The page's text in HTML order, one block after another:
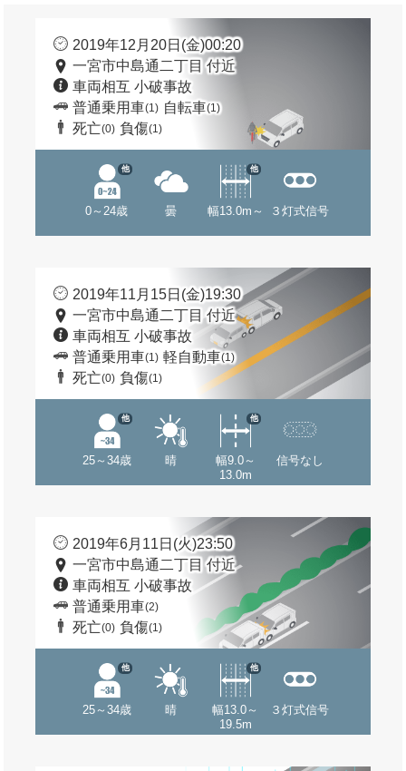
2019年12月20日(金)00:20
一宮市中島通二丁目 付近
車両相互 小破事故
普通乗用車(1) 自転車(1)
死亡(0) 負傷(1)
0～24歳
他
曇 幅13.0m～
他
３灯式信号
2019年11月15日(金)19:30
一宮市中島通二丁目 付近
車両相互 小破事故
普通乗用車(1) 軽自動車(1)
死亡(0) 負傷(1)
25～34歳
他
晴
幅9.0～
13.0m
他
信号なし
2019年6月11日(火)23:50
一宮市中島通二丁目 付近
車両相互 小破事故
普通乗用車(2)
死亡(0) 負傷(1)
25～34歳
他
晴
幅13.0～
19.5m
他
３灯式信号